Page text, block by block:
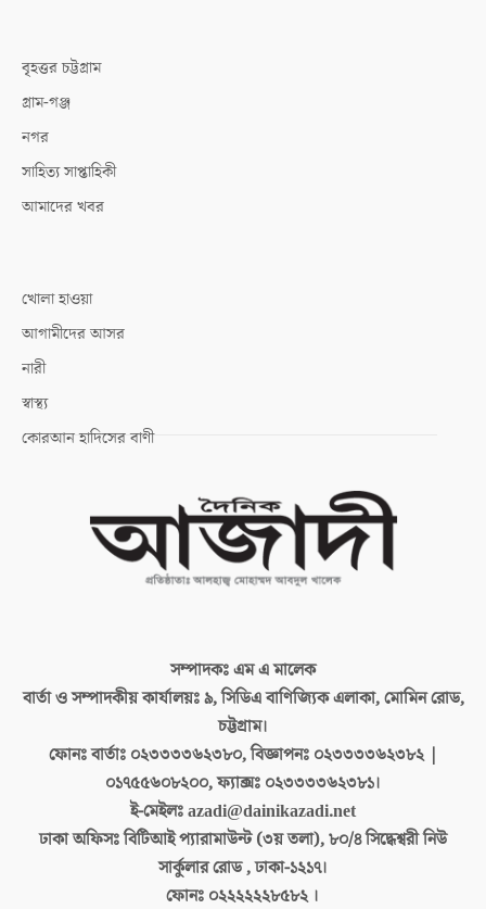
বৃহত্তর চট্টগ্রাম
গ্রাম-গঞ্জ
নগর
সাহিত্য সাপ্তাহিকী
আমাদের খবর
খোলা হাওয়া
আগামীদের আসর
নারী
স্বাস্থ্য
কোরআন হাদিসের বাণী
সম্পাদকঃএম এ মালেক
বার্তা ও সম্পাদকীয় কার্যালয়ঃ৯, সিডিএ বাণিজ্যিক এলাকা, মোমিন রোড,
চট্টগ্রাম।
ফোনঃ বার্তাঃ ০২৩৩৩৩৬২৩৮০, বিজ্ঞাপনঃ ০২৩৩৩৩৬২৩৮২ |
০১৭৫৫৬০৮২০০, ফ্যাক্সঃ ০২৩৩৩৩৬২৩৮১।
ই-মেইলঃazadi@dainikazadi.net
ঢাকা অফিসঃবিটিআই প্যারামাউন্ট (৩য় তলা), ৮০/৪ সিদ্ধেশ্বরী নিউ
সার্কুলার রোড , ঢাকা-১২১৭।
ফোনঃ ০২২২২২২৮৫৮২ ।